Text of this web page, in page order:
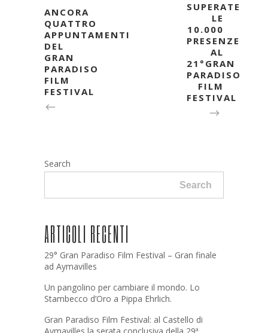
ANCORA
QUATTRO
APPUNTAMENTI
DEL
GRAN
PARADISO
FILM
FESTIVAL
SUPERATE
LE
10.000
PRESENZE
AL
21°GRAN
PARADISO
FILM
FESTIVAL
Search
Search
ARTICOLI RECENTI
29° Gran Paradiso Film Festival – Gran finale
ad Aymavilles
Un pangolino per cambiare il mondo. Lo
Stambecco d’Oro a Pippa Ehrlich.
Gran Paradiso Film Festival: al Castello di